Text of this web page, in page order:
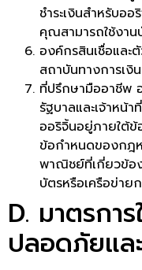
ชำระเงินสำหรับอ
คุณสามารถใช้งาน
องค์กรสินเชื่อและ
สถาบันทางการเ
ที่ปรึกษามืออาชีพ
รัฐบาลและเจ้าหน้
ออริจิ้นอยู่ภายใต้ข้
ข้อกำหนดของกฎ
พาณิชย์ที่เกี่ยวข้อ
บัตรหรือเครือข่ายก
D. มาตรกา
ปลอดภัยแล